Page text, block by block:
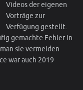
Videos der eigenen
Vorträge zur
Verfügung gestellt.
gemachte Fehler in
sie vermeiden
war auch 2019